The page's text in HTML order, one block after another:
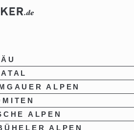
ALPEN
ALPEN
ALPEN